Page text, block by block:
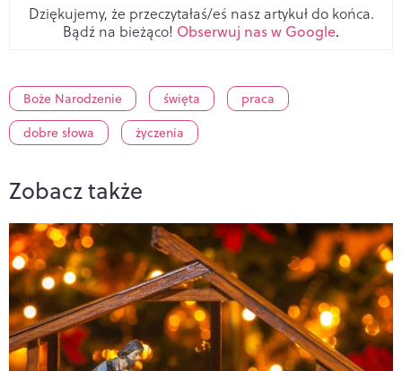
Dziękujemy, że przeczytałaś/eś nasz artykuł do końca.
Bądź na bieżąco! Obserwuj nas w Google.
Boże Narodzenie święta
praca
dobre słowa
życzenia
Zobacz także